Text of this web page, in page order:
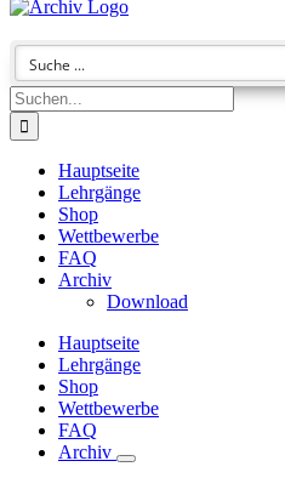
Suche
nach:
Hauptseite
Lehrgänge
Shop
Wettbewerbe
FAQ
Archiv
Download
Hauptseite
Lehrgänge
Shop
Wettbewerbe
FAQ
Archiv